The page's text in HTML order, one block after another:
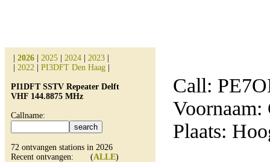
2026 2025 2024 2023
2022 PI3DFT Den Haag
PI1DFT SSTV Repeater Delft
VHF 144.8875 MHz
Callname:
72 ontvangen stations in 2026
Recent ontvangen: (ALLE)
Call:
Voornaam:
Plaats: